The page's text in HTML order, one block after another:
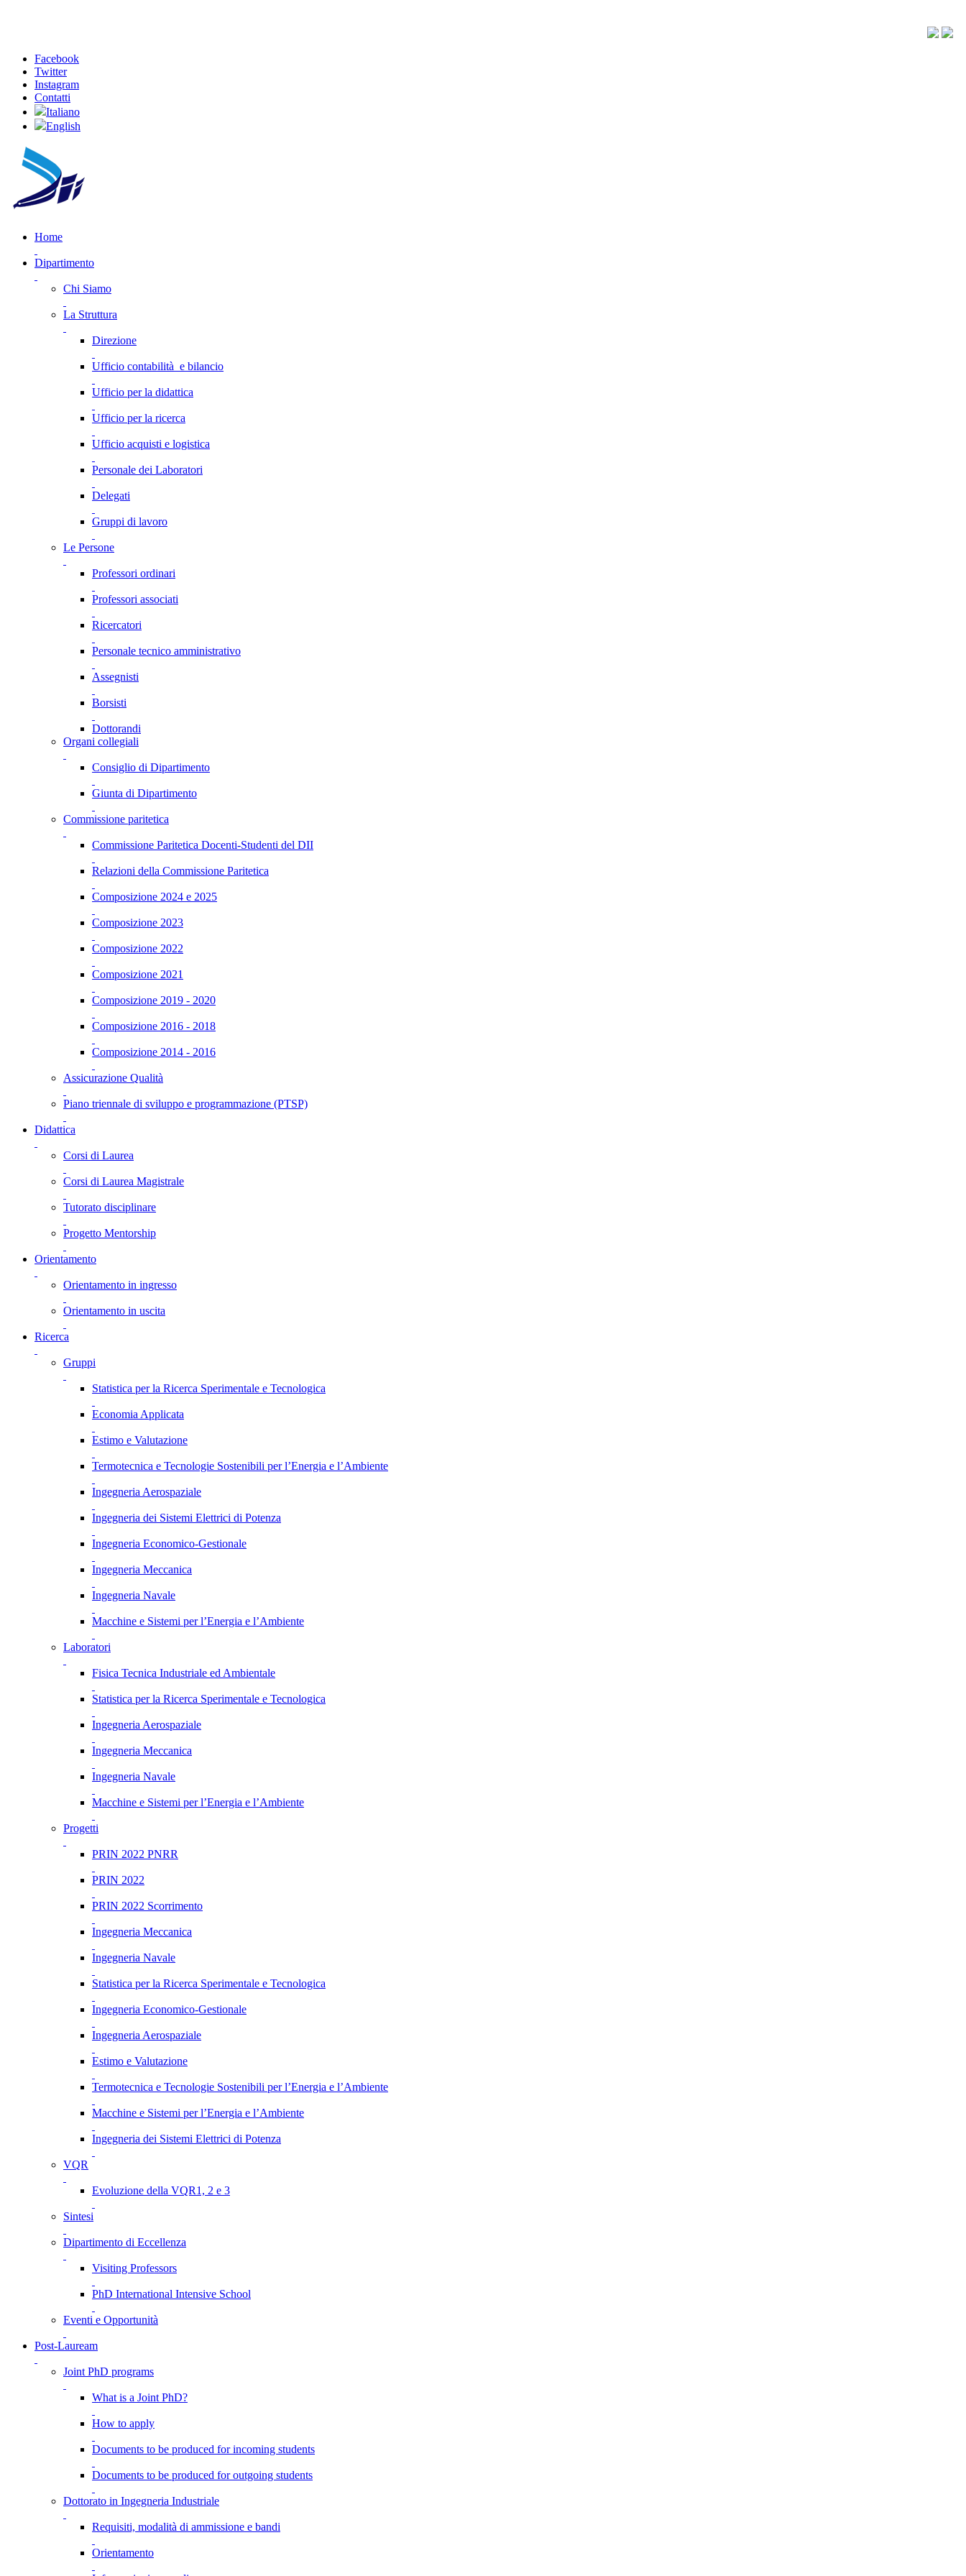
Facebook
Twitter
Instagram
Contatti
Italiano
English
Home
Dipartimento
Chi Siamo
La Struttura
Direzione
Ufficio contabilità e bilancio
Ufficio per la didattica
Ufficio per la ricerca
Ufficio acquisti e logistica
Personale dei Laboratori
Delegati
Gruppi di lavoro
Le Persone
Professori ordinari
Professori associati
Ricercatori
Personale tecnico amministrativo
Assegnisti
Borsisti
Dottorandi
Organi collegiali
Consiglio di Dipartimento
Giunta di Dipartimento
Commissione paritetica
Commissione Paritetica Docenti-Studenti del DII
Relazioni della Commissione Paritetica
Composizione 2024 e 2025
Composizione 2023
Composizione 2022
Composizione 2021
Composizione 2019 - 2020
Composizione 2016 - 2018
Composizione 2014 - 2016
Assicurazione Qualità
Piano triennale di sviluppo e programmazione (PTSP)
Didattica
Corsi di Laurea
Corsi di Laurea Magistrale
Tutorato disciplinare
Progetto Mentorship
Orientamento
Orientamento in ingresso
Orientamento in uscita
Ricerca
Gruppi
Statistica per la Ricerca Sperimentale e Tecnologica
Economia Applicata
Estimo e Valutazione
Termotecnica e Tecnologie Sostenibili per l’Energia e l’Ambiente
Ingegneria Aerospaziale
Ingegneria dei Sistemi Elettrici di Potenza
Ingegneria Economico-Gestionale
Ingegneria Meccanica
Ingegneria Navale
Macchine e Sistemi per l’Energia e l’Ambiente
Laboratori
Fisica Tecnica Industriale ed Ambientale
Statistica per la Ricerca Sperimentale e Tecnologica
Ingegneria Aerospaziale
Ingegneria Meccanica
Ingegneria Navale
Macchine e Sistemi per l’Energia e l’Ambiente
Progetti
PRIN 2022 PNRR
PRIN 2022
PRIN 2022 Scorrimento
Ingegneria Meccanica
Ingegneria Navale
Statistica per la Ricerca Sperimentale e Tecnologica
Ingegneria Economico-Gestionale
Ingegneria Aerospaziale
Estimo e Valutazione
Termotecnica e Tecnologie Sostenibili per l’Energia e l’Ambiente
Macchine e Sistemi per l’Energia e l’Ambiente
Ingegneria dei Sistemi Elettrici di Potenza
VQR
Evoluzione della VQR1, 2 e 3
Sintesi
Dipartimento di Eccellenza
Visiting Professors
PhD International Intensive School
Eventi e Opportunità
Post-Lauream
Joint PhD programs
What is a Joint PhD?
How to apply
Documents to be produced for incoming students
Documents to be produced for outgoing students
Dottorato in Ingegneria Industriale
Requisiti, modalità di ammissione e bandi
Orientamento